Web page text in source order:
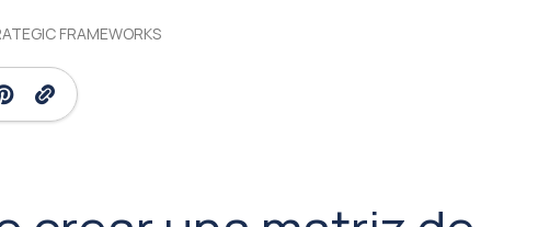
FRAMEWORKS